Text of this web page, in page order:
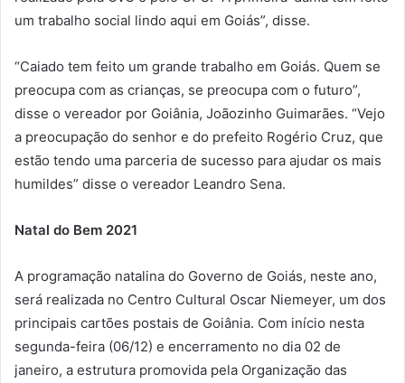
um trabalho social lindo aqui em Goiás”, disse.
“Caiado tem feito um grande trabalho em Goiás. Quem se
preocupa com as crianças, se preocupa com o futuro”,
disse o vereador por Goiânia, Joãozinho Guimarães. “Vejo
a preocupação do senhor e do prefeito Rogério Cruz, que
estão tendo uma parceria de sucesso para ajudar os mais
humildes” disse o vereador Leandro Sena.
Natal do Bem 2021
A programação natalina do Governo de Goiás, neste ano,
será realizada no Centro Cultural Oscar Niemeyer, um dos
principais cartões postais de Goiânia. Com início nesta
segunda-feira (06/12) e encerramento no dia 02 de
janeiro, a estrutura promovida pela Organização das